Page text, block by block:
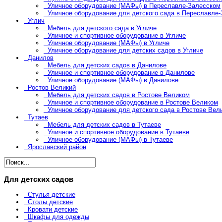
Уличное оборудование (МАФы) в Переславле-Залесском
Уличное оборудование для детского сада в
Углич
Мебель для детского сада в Угличе
Уличное и спортивное оборудование в Угличе
Уличное оборудование (МАФы) в Угличе
Уличное оборудование для детских садов в Угличе
Данилов
Мебель для детских садов в Данилове
Уличное и спортивное оборудование в Данилове
Уличное оборудование (МАФы) в Данилове
Ростов Великий
Мебель для детских садов в Ростове Великом
Уличное и спортивное оборудование в Ростове Великом
Уличное оборудование для детского сада в Ростове
Тутаев
Мебель для детских садов в Тутаеве
Уличное и спортивное оборудование в Тутаеве
Уличное оборудование (МАФы) в Тутаеве
Ярославский район
Для детских садов
Стулья детские
Столы детские
Кровати детские
Шкафы для одежды